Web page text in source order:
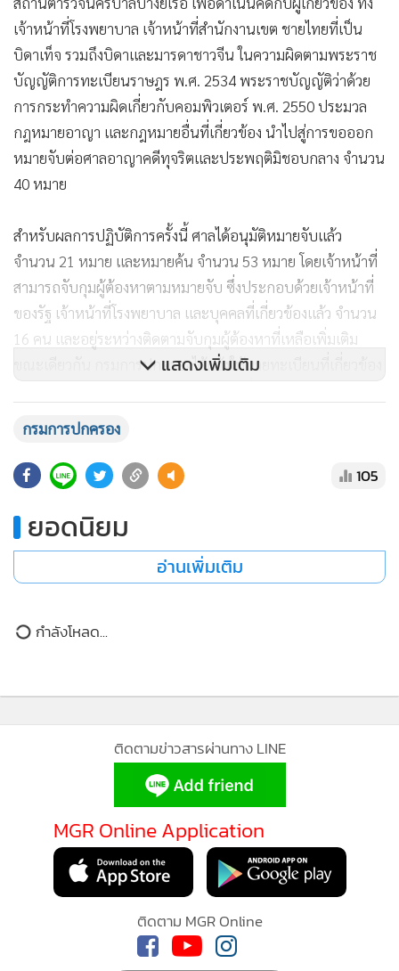
ปฏิบัติการดังกล่าวเป็นการสืบสวนขยายผลจากกรณีการจับกุม
ชายสัญชาติจีน ซึ่งเกี่ยวข้องกับเครือข่ายสแกมเมอร์และการฟอก
เงิน โดยพบพฤติการณ์การจ้างวานชายไทยให้จดทะเบียนสมรส
และรับรองบุตรอันเป็นเท็จ เพื่อใช้เป็นช่องทางให้บุตรของชาว
พยาบาลเอกชนและเจ้าหน้าที่สำนักงานเขตเข้าไปเกี่ยวข้องกับ
การอำนวยความสะดวกในการรับแจ้งเกิด
จากการตรวจสอบฐานข้อมูลการทะเบียนราษฎรของกรมการ
ปกครอง พบรายการแจ้งเกิดระหว่างมารดาชาวจีนกับบิดา
สัญชาติไทย ที่เกี่ยวข้องกับโรงพยาบาลเอกชนแห่งหนึ่ง จำนวน
164 ราย โดยเฉพาะกรณีที่มีเจ้าหน้าที่โรงพยาบาลเป็นผู้แจ้งเกิด
62 ราย ต่อมาจากการสืบสวนเชิงลึก ทั้งการสอบปากคำพยาน
บุคคล การตรวจสอบเอกสารรับแจ้งการเกิด เวชระเบียนของโรง
พยาบาล และการตรวจพิสูจน์สารพันธุกรรม หรือ DNA พบการ
แจ้งเกิดอันเป็นเท็จอย่างชัดเจนแล้วอย่างน้อย 19 ราย
เจ้าหน้าที่โรงพยาบาล เจ้าหน้าที่สำนักงานเขต ชายไทยที่เป็น
บัญญัติการทะเบียนราษฎร พ.ศ. 2534 พระราชบัญญัติว่าด้วย
กฎหมายอาญา และกฎหมายอื่นที่เกี่ยวข้อง นำไปสู่การขอออก
หมายจับต่อศาลอาญาคดีทุจริตและประพฤติมิชอบกลาง จำนวน
สำหรับผลการปฏิบัติการครั้งนี้ ศาลได้อนุมัติหมายจับแล้ว
จำนวน 21 หมาย และหมายค้น จำนวน 53 หมาย โดยเจ้าหน้าที่
สามารถจับกุมผู้ต้องหาตามหมายจับ ซึ่งประกอบด้วยเจ้าหน้าที่
ของรัฐ เจ้าหน้าที่โรงพยาบาล และบุคคลที่เกี่ยวข้องแล้ว จำนวน
16 คน และอยู่ระหว่างติดตามจับกุมผู้ต้องหาที่เหลือเพิ่มเติม
แสดงเพิ่มเติม
กรมการปกครอง
105
ยอดนิยม
อ่านเพิ่มเติม
กำลังโหลด...
MGR Online ใช้คุกกี้ (Cookies)
MGR Online ใช้คุกกี้ เพื่อจัดการข้อมูลส่วนบุคคลเพื่อนำเสนอ
ประสบการณ์คอนเทนต์ที่ดีที่สุดให้กับผู้อ่านบนเว็บไซต์ และ
แอพพลิเคชั่นเงื่อนไขการใช้งานเว็บไซต์
ส่วนบุคคล
รับทราบ